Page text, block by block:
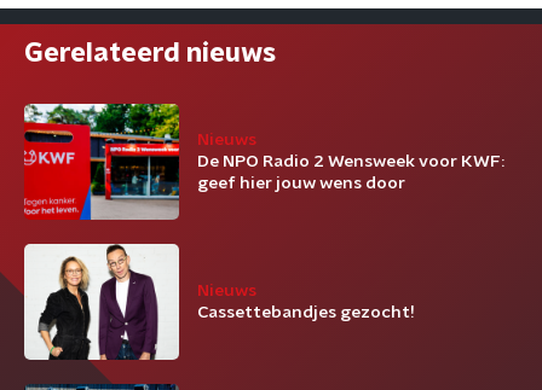
Gerelateerd nieuws
Nieuws
De NPO Radio 2 Wensweek voor KWF:
geef hier jouw wens door
Nieuws
Cassettebandjes gezocht!